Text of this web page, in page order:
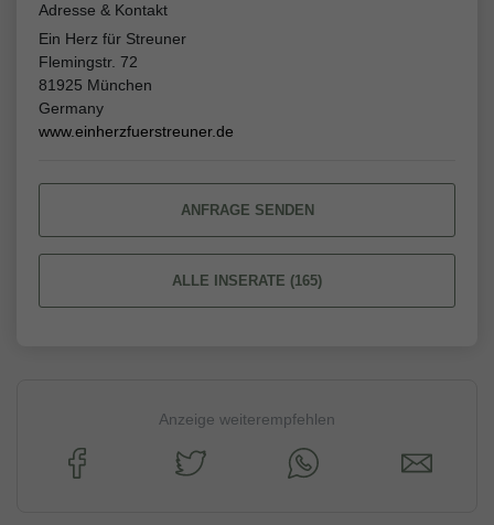
Adresse & Kontakt
Ein Herz für Streuner
Flemingstr. 72
81925 München
Germany
www.einherzfuerstreuner.de
ANFRAGE SENDEN
ALLE INSERATE (165)
Anzeige weiterempfehlen